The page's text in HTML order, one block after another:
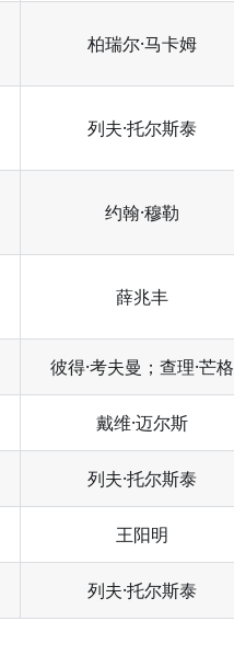
柏瑞尔·马卡姆
列夫·托尔斯泰
约翰·穆勒
薛兆丰
彼得·考夫曼；查理·芒格
戴维·迈尔斯
列夫·托尔斯泰
王阳明
列夫·托尔斯泰